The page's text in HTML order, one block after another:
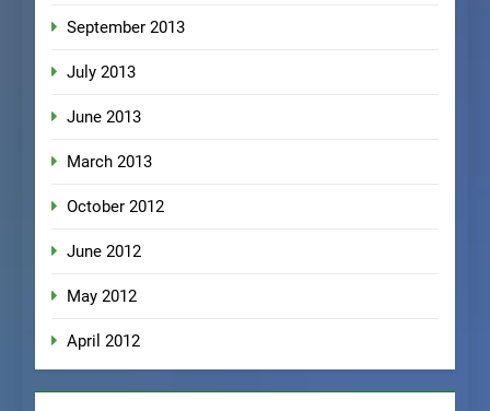
September 2013
July 2013
June 2013
March 2013
October 2012
June 2012
May 2012
April 2012